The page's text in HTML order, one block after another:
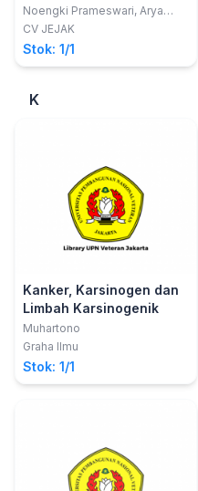
Teripang Emas
(Stichopus hermanii)
untuk Percepatan
Pergerakan Gigi
Noengki Prameswari, Arya
Brahmanta, dan Bambang
CV JEJAK
Stok: 1/1
K
Kanker, Karsinogen dan
Limbah Karsinogenik
Muhartono
Graha Ilmu
Stok: 1/1